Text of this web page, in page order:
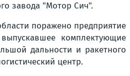
завода "Мотор Сич".
поражено предприятие
комплектующие
дальности и ракетного
центр.